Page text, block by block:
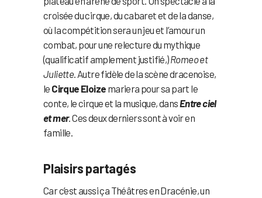
croisée du cirque, du cabaret et de la danse,
où la compétition sera un jeu et l’amour un
combat, pour une relecture du mythique
(qualificatif amplement justifié,)Romeo et
Juliette . Autre fidèle de la scène dracenoise,
le Cirque Eloize mariera pour sa part le
conte, le cirque et la musique, dans Entre ciel
et mer. Ces deux derniers sont à voir en
famille.
Plaisirs partagés
Car c’est aussi ça Théâtres en Dracénie, un